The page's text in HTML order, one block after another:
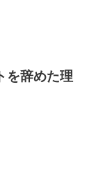
を辞めた理